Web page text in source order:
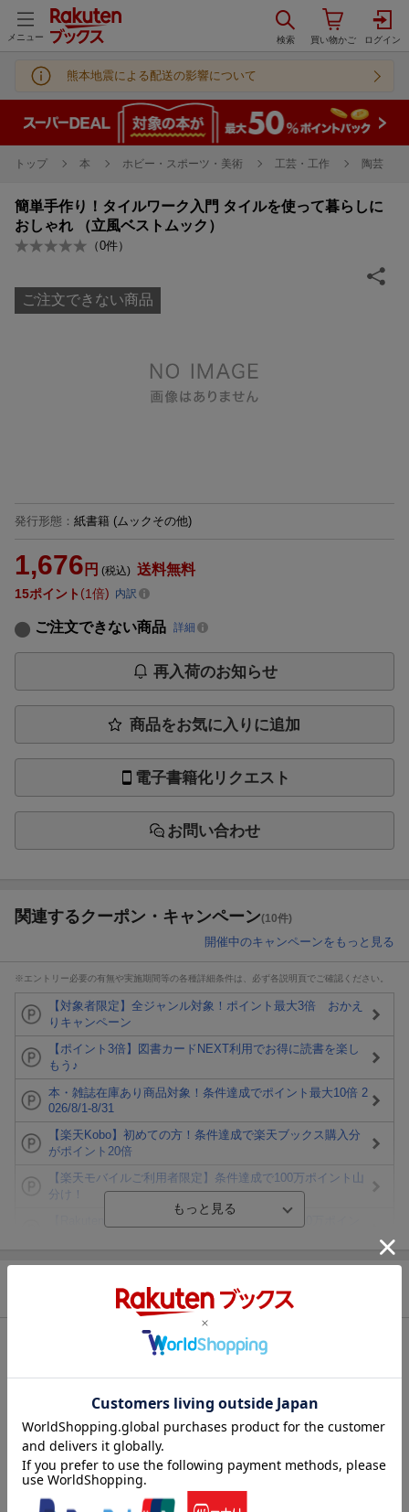
メニュー
熊本地震による配送の影響について
トップ 本 ホビー・スポーツ・美術 工芸・工作 陶芸
簡単手作り！タイルワーク入門 タイルを使って暮らしに
おしゃれ （立風ベストムック）
（0件）
ご注文できない商品
発行形態 ： 紙書籍 (ムックその他)
1,676 円 (税込) 送料無料
15ポイント 1倍 内訳
ご注文できない商品 詳細
再入荷のお知らせ
商品をお気に入りに追加
電子書籍化リクエスト
お問い合わせ
関連するクーポン・キャンペーン(10件)
開催中のキャンペーンをもっと見る
※エントリー必要の有無や実施期間等の各種詳細条件は、必ず各説明頁でご確認ください。
【対象者限定】全ジャンル対象！ポイント最大3倍 おかえ
りキャンペーン
【ポイント3倍】図書カードNEXT利用でお得に読書を楽し
もう♪
本・雑誌在庫あり商品対象！条件達成でポイント最大10倍 2
026/8/1-8/31
【楽天Kobo】初めての方！条件達成で楽天ブックス購入分
がポイント20倍
【楽天モバイルご利用者限定】条件達成で100万ポイント山
分け！
【スタンプカード】楽天ポイントもらえる＆抽選で豪華景品
楽天モバイル紹介キャンペーンの拡散で300円OFFクーポン
条件達成で楽天限定・宝塚歌劇 宙組貸切公演ペアチケット
袋が当たる！
2002年07月
立風書房
発売元 Gakken
発行形態 ムックその他
ページ数 144p